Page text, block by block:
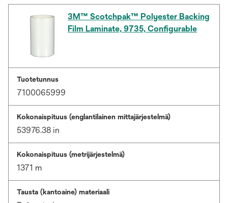
3M™ Scotchpak™ Polyester Backing
Film Laminate, 9735, Configurable
Tuotetunnus
7100065999
Kokonaispituus (englantilainen mittajärjestelmä)
53976.38 in
Kokonaispituus (metrijärjestelmä)
1371 m
Tausta (kantoaine) materiaali